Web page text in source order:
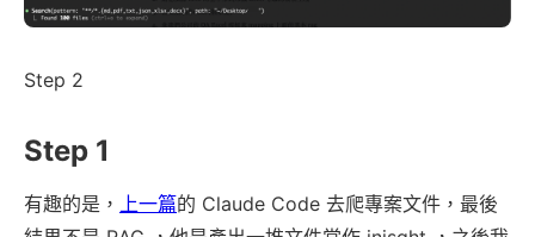
Step 2
Step 1
有趣的是， 上一篇的 Claude Code 去爬專案文件，最後